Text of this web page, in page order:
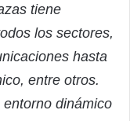
tiene
los sectores,
hasta
entre otros.
dinámico